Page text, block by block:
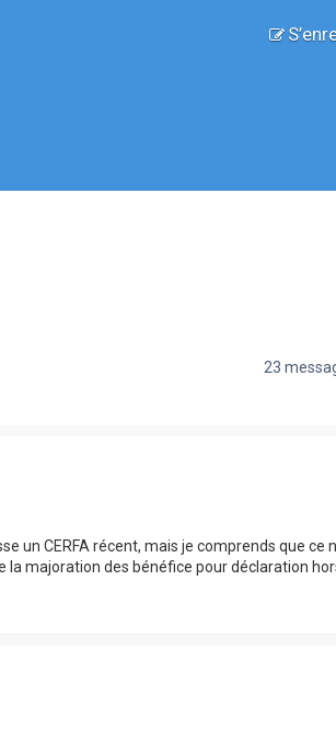
23
un CERFA récent, mais je comprends que ce
majoration des bénéfice pour déclaration